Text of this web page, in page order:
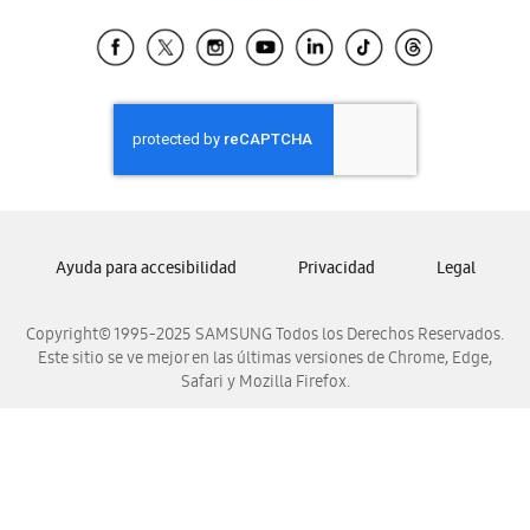
Samsung Ecuador
Samsung El Salvador
Samsung Guatemala
Samsung Honduras
Samsung Nicaragua
Samsung Venezuela
Copyright© 1995-2025 SAMSUNG Todos los Derechos Reservados.
Este sitio se ve mejor en las últimas versiones de Chrome, Edge,
Safari y Mozilla Firefox.
Ayuda para accesibilidad Privacidad Legal